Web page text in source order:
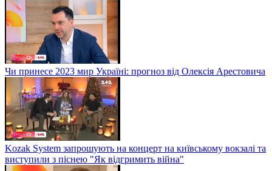
Чи принесе 2023 мир Україні: прогноз від Олексія Арестовича
Kozak System запрошують на концерт на київському вокзалі та
виступили з піснею "Як відгримить війна"